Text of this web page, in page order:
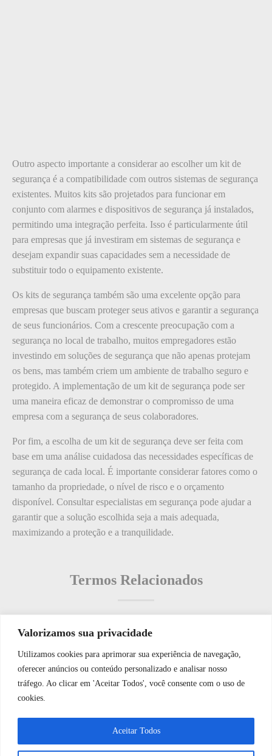
Valorizamos sua privacidade
Utilizamos cookies para aprimorar sua experiência de navegação,
oferecer anúncios ou conteúdo personalizado e analisar nosso
tráfego. Ao clicar em 'Aceitar Todos', você consente com o uso de
cookies.
Aceitar Todos
Outro aspecto importante a considerar ao escolher um kit de
segurança é a compatibilidade com outros sistemas de segurança
existentes. Muitos kits são projetados para funcionar em
conjunto com alarmes e dispositivos de segurança já instalados,
permitindo uma integração perfeita. Isso é particularmente útil
para empresas que já investiram em sistemas de segurança e
desejam expandir suas capacidades sem a necessidade de
substituir todo o equipamento existente.
Os kits de segurança também são uma excelente opção para
empresas que buscam proteger seus ativos e garantir a segurança
de seus funcionários. Com a crescente preocupação com a
segurança no local de trabalho, muitos empregadores estão
investindo em soluções de segurança que não apenas protejam
os bens, mas também criem um ambiente de trabalho seguro e
protegido. A implementação de um kit de segurança pode ser
uma maneira eficaz de demonstrar o compromisso de uma
empresa com a segurança de seus colaboradores.
Por fim, a escolha de um kit de segurança deve ser feita com
base em uma análise cuidadosa das necessidades específicas de
segurança de cada local. É importante considerar fatores como o
tamanho da propriedade, o nível de risco e o orçamento
disponível. Consultar especialistas em segurança pode ajudar a
garantir que a solução escolhida seja a mais adequada,
maximizando a proteção e a tranquilidade.
Termos Relacionados
Termos populares
O que é: Rotina de Manutenção?
O que é: Porta de Acesso de Segurança de Rede de Segurança
O que é: Data Center de Recuperação
WhatsApp JF Tech
Vamos conversar e descobrir como
podemos ajudá-lo hoje?